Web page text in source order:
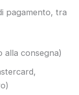
pagamento, tra
alla consegna)